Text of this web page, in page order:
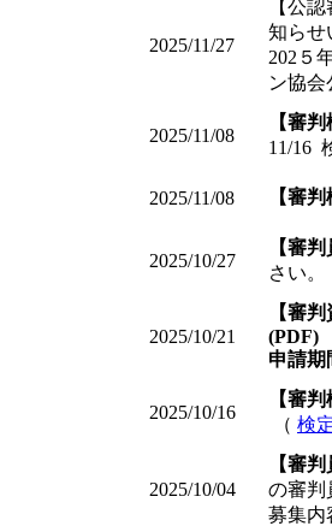
2025/11/27
【公
知らせ
202５
ン協
2025/11/08
【審判
11/16
2025/11/08 【審判
2025/10/27
【審判
さい。
2025/10/21
【審
(PDF)
申請期
2025/10/16
【審判
（ 検
2025/10/04
【審判
の審判
募集内